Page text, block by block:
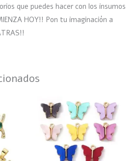
que puedes hacer con los insumos
HOY!! Pon tu imaginación a
Este
producto
tiene